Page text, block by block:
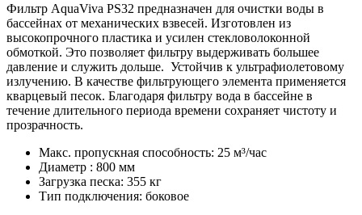
Фильтр AquaViva PS32 предназначен для очистки воды в
бассейнах от механических взвесей. Изготовлен из
высокопрочного пластика и усилен стекловолоконной
обмоткой. Это позволяет фильтру выдерживать большее
давление и служить дольше. Устойчив к ультрафиолетовому
излучению. В качестве фильтрующего элемента применяется
кварцевый песок. Благодаря фильтру вода в бассейне в
течение длительного периода времени сохраняет чистоту и
прозрачность.
Макс. пропускная способность: 25 м³/час
Диаметр : 800 мм
Загрузка песка: 355 кг
Тип подключения: боковое